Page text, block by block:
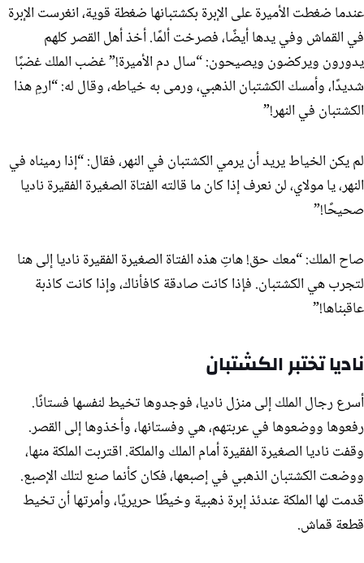
عندما ضغطت الأميرة على الإبرة بكشتبانها ضغطة قوية، انغرست الإبرة
في القماش وفي يدها أيضًا، فصرخت ألمًا. أخذ أهل القصر كلهم
يدورون ويركضون ويصيحون: “سال دم الأميرة!” غضب الملك غضبًا
شديدًا، وأمسك الكشتبان الذهبي، ورمى به خياطه، وقال له: “ارمِ هذا
الكشتبان في النهر!”
لم يكن الخياط يريد أن يرمي الكشتبان في النهر، فقال: “إذا رميناه في
النهر، يا مولاي، لن نعرف إذا كان ما قالته الفتاة الصغيرة الفقيرة ناديا
صحيحًا!”
صاح الملك: “معك حق! هاتِ هذه الفتاة الصغيرة الفقيرة ناديا إلى هنا
لتجرب هي الكشتبان. فإذا كانت صادقة كافأناك، وإذا كانت كاذبة
عاقبناها!”
ناديا تختبر الكشتبان
أسرع رجال الملك إلى منزل ناديا، فوجدوها تخيط لنفسها فستانًا.
رفعوها ووضعوها في عربتهم، هي وفستانها، وأخذوها إلى القصر.
وقفت ناديا الصغيرة الفقيرة أمام الملك والملكة. اقتربت الملكة منها،
ووضعت الكشتبان الذهبي في إصبعها، فكان كأنما صنع لتلك الإصبع.
قدمت لها الملكة عندئذ إبرة ذهبية وخيطًا حريريًا، وأمرتها أن تخيط
قطعة قماش.